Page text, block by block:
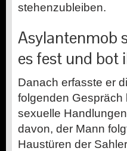
stehenzubleiben.
Asylantenmob
es fest und bot
Danach erfasste er
folgenden Gespräch
sexuelle
davon, der Mann
Haustüren der